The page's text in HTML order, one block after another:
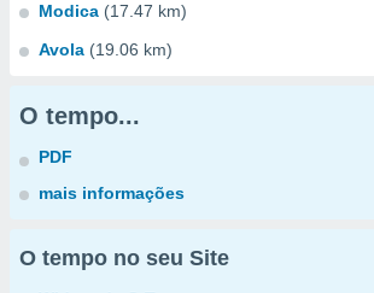
Modica (17.47 km)
Avola (19.06 km)
O tempo...
PDF
mais informações
O tempo no seu Site